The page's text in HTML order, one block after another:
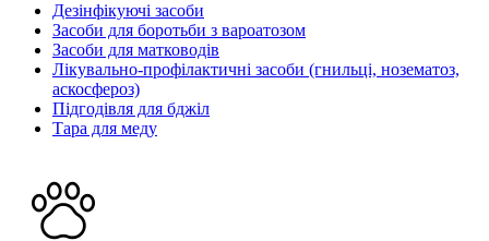
Дезінфікуючі засоби
Засоби для боротьби з вароатозом
Засоби для матководів
Лікувально-профілактичні засоби (гнильці, нозематоз,
аскосфероз)
Підгодівля для бджіл
Тара для меду